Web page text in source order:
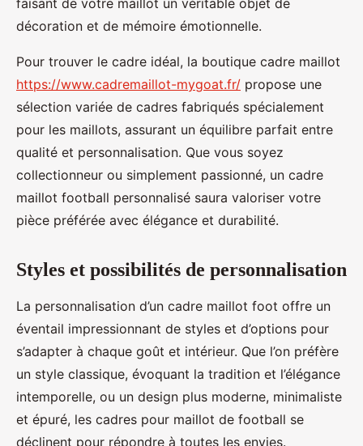
faisant de votre maillot un véritable objet de
décoration et de mémoire émotionnelle.
Pour trouver le cadre idéal, la boutique cadre maillot
https://www.cadremaillot-mygoat.fr/ propose une
sélection variée de cadres fabriqués spécialement
pour les maillots, assurant un équilibre parfait entre
qualité et personnalisation. Que vous soyez
collectionneur ou simplement passionné, un cadre
maillot football personnalisé saura valoriser votre
pièce préférée avec élégance et durabilité.
Styles et possibilités de personnalisation
La personnalisation d’un cadre maillot foot offre un
éventail impressionnant de styles et d’options pour
s’adapter à chaque goût et intérieur. Que l’on préfère
un style classique, évoquant la tradition et l’élégance
intemporelle, ou un design plus moderne, minimaliste
et épuré, les cadres pour maillot de football se
déclinent pour répondre à toutes les envies.